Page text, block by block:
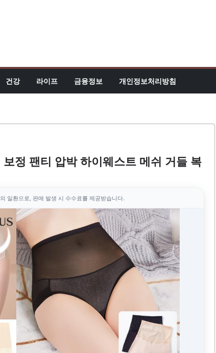
건강 라이프 금융정보 개인정보처리방침
정 팬티 압박 하이웨스트 메쉬 거들 복
일환으로, 판매 발생 시 수수료를 제공받습니다.